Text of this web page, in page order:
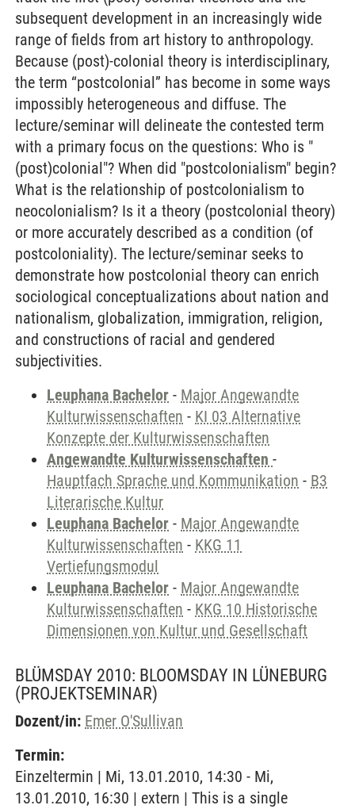
subsequent development in an increasingly wide
range of fields from art history to anthropology.
Because (post)-colonial theory is interdisciplinary,
the term “postcolonial” has become in some ways
impossibly heterogeneous and diffuse. The
lecture/seminar will delineate the contested term
with a primary focus on the questions: Who is "
(post)colonial"? When did "postcolonialism" begin?
What is the relationship of postcolonialism to
neocolonialism? Is it a theory (postcolonial theory)
or more accurately described as a condition (of
postcoloniality). The lecture/seminar seeks to
demonstrate how postcolonial theory can enrich
sociological conceptualizations about nation and
nationalism, globalization, immigration, religion,
and constructions of racial and gendered
subjectivities.
Leuphana Bachelor - Major Angewandte
Kulturwissenschaften - KI 03 Alternative
Konzepte der Kulturwissenschaften
Angewandte Kulturwissenschaften -
Hauptfach Sprache und Kommunikation - B3
Literarische Kultur
Leuphana Bachelor - Major Angewandte
Kulturwissenschaften - KKG 11
Vertiefungsmodul
Leuphana Bachelor - Major Angewandte
Kulturwissenschaften - KKG 10 Historische
Dimensionen von Kultur und Gesellschaft
BLÜMSDAY 2010: BLOOMSDAY IN LÜNEBURG
(PROJEKTSEMINAR)
Dozent/in: Emer O'Sullivan
Termin:
Einzeltermin | Mi, 13.01.2010, 14:30 - Mi,
13.01.2010, 16:30 | extern | This is a single